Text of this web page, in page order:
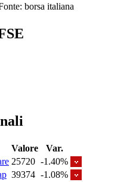
borsa italiana
Valore
Var.
25720 -1.40%
39374 -1.08%